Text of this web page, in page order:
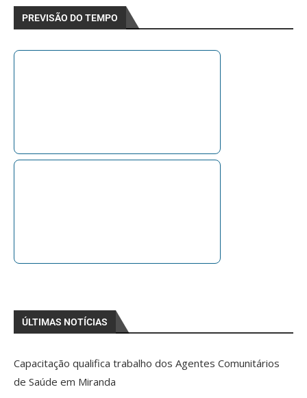
PREVISÃO DO TEMPO
ÚLTIMAS NOTÍCIAS
Capacitação qualifica trabalho dos Agentes Comunitários
de Saúde em Miranda